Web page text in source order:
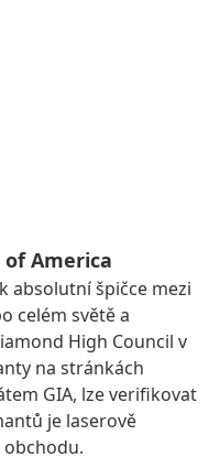
America
absolutní špičce mezi
celém světě a
High Council v
na stránkách
GIA, lze verifikovat
je laserově